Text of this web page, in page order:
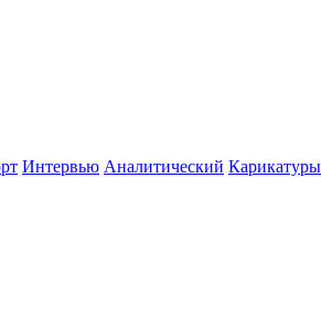
Интервью Аналитический Карикатуры